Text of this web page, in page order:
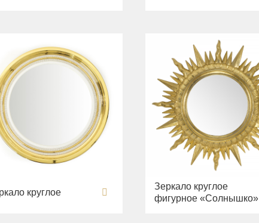
круглое
Зеркало круглое
фигурное «Солнышко»